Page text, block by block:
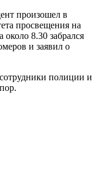
произошел в
просвещения на
8.30 забрался
и заявил о
полиции и